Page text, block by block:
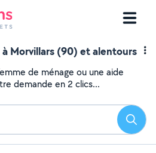
Morvillars (90) et alentours
de ménage ou une aide
demande en 2 clics...